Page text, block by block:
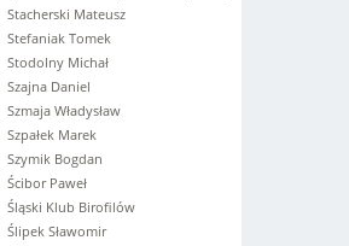
Stacherski Mateusz
Stefaniak Tomek
Stodolny Michał
Szajna Daniel
Szmaja Władysław
Szpałek Marek
Szymik Bogdan
Ścibor Paweł
Śląski Klub Birofilów
Ślipek Sławomir